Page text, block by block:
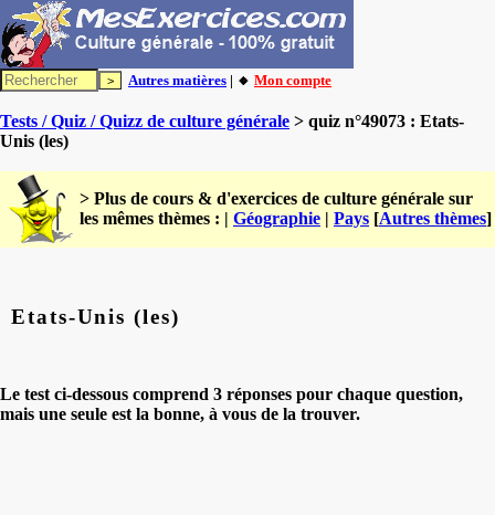
Autres matières | 🔸 Mon compte
Tests / Quiz / Quizz de culture générale > quiz n°49073 : Etats-
Unis (les)
> Plus de cours & d'exercices de culture générale sur
les mêmes thèmes : | Géographie | Pays [Autres thèmes]
Etats-Unis (les)
Le test ci-dessous comprend 3 réponses pour chaque question,
mais une seule est la bonne, à vous de la trouver.